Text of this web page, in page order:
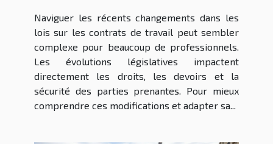
Naviguer les récents changements dans les
lois sur les contrats de travail peut sembler
complexe pour beaucoup de professionnels.
Les évolutions législatives impactent
directement les droits, les devoirs et la
sécurité des parties prenantes. Pour mieux
comprendre ces modifications et adapter sa...